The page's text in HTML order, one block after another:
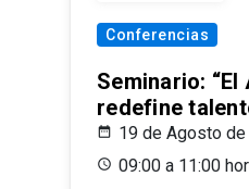
Conferencias
Seminario:
redefine
19 de Agosto
09:00 a 11:00